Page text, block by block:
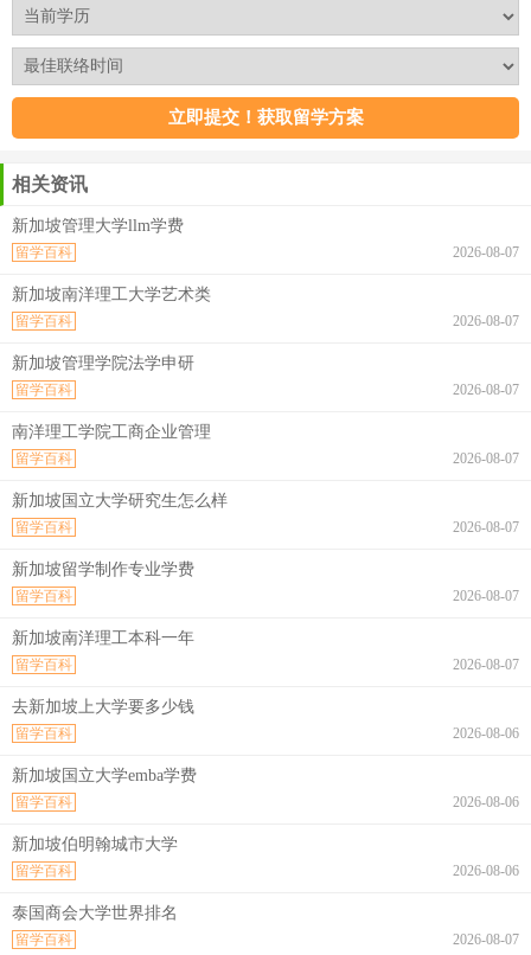
相关资讯
新加坡管理大学llm学费
2026-08-07
留学百科
新加坡南洋理工大学艺术类
2026-08-07
留学百科
新加坡管理学院法学申研
2026-08-07
留学百科
南洋理工学院工商企业管理
2026-08-07
留学百科
新加坡国立大学研究生怎么样
2026-08-07
留学百科
新加坡留学制作专业学费
2026-08-07
留学百科
新加坡南洋理工本科一年
2026-08-07
留学百科
去新加坡上大学要多少钱
2026-08-06
留学百科
新加坡国立大学emba学费
2026-08-06
留学百科
新加坡伯明翰城市大学
2026-08-06
留学百科
泰国商会大学世界排名
2026-08-07
留学百科